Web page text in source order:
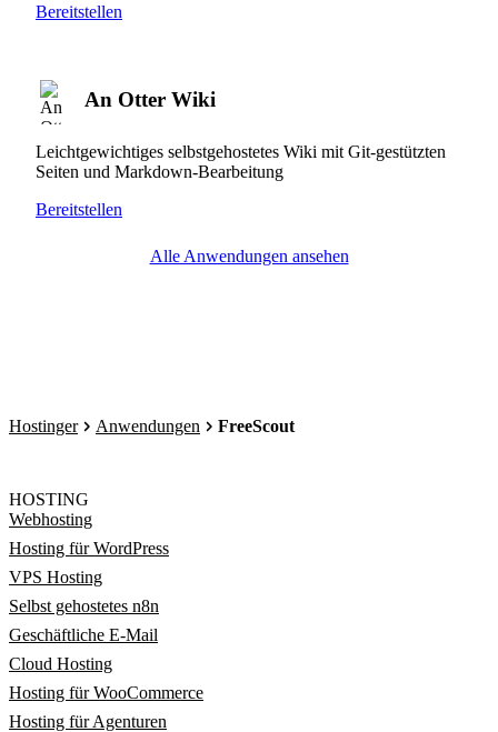
Bereitstellen
An Otter Wiki
Leichtgewichtiges selbstgehostetes Wiki mit Git-gestützten
Seiten und Markdown-Bearbeitung
Bereitstellen
Alle Anwendungen ansehen
Hostinger Anwendungen FreeScout
HOSTING
Webhosting
Hosting für WordPress
VPS Hosting
Selbst gehostetes n8n
Geschäftliche E-Mail
Cloud Hosting
Hosting für WooCommerce
Hosting für Agenturen